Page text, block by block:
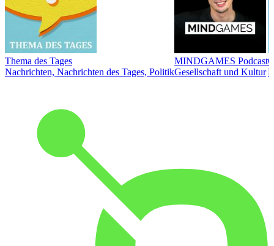
Thema des Tages
Nachrichten, Nachrichten des Tages, Politik
MINDGAMES Podcast
Gesellschaft und Kultur